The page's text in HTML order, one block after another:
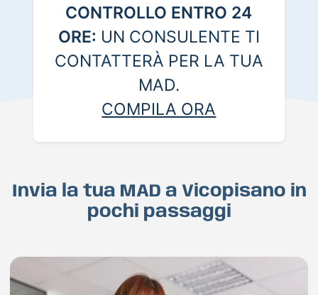
CONTROLLO ENTRO 24
ORE: UN CONSULENTE TI
CONTATTERÀ PER LA TUA
MAD.
COMPILA ORA
Invia la tua MAD a Vicopisano in
pochi passaggi